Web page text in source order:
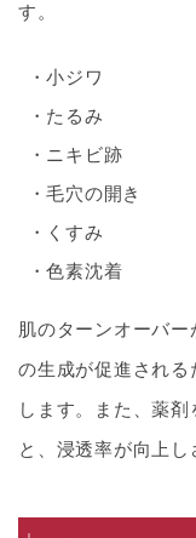
す。
小ジワ
たるみ
ニキビ跡
毛穴の開き
くすみ
色素沈着
肌のターンオーバ
の生成が促進され
します。また、薬
と、浸透率が向上し